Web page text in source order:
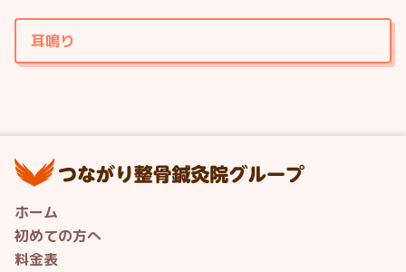
耳鳴り
ホーム
初めての方へ
料金表